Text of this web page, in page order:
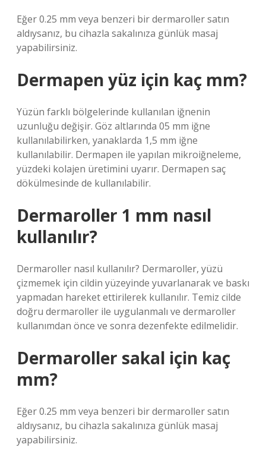
Eğer 0.25 mm veya benzeri bir dermaroller satın
aldıysanız, bu cihazla sakalınıza günlük masaj
yapabilirsiniz.
Dermapen yüz için kaç mm?
Yüzün farklı bölgelerinde kullanılan iğnenin
uzunluğu değişir. Göz altlarında 05 mm iğne
kullanılabilirken, yanaklarda 1,5 mm iğne
kullanılabilir. Dermapen ile yapılan mikroiğneleme,
yüzdeki kolajen üretimini uyarır. Dermapen saç
dökülmesinde de kullanılabilir.
Dermaroller 1 mm nasıl
kullanılır?
Dermaroller nasıl kullanılır? Dermaroller, yüzü
çizmemek için cildin yüzeyinde yuvarlanarak ve baskı
yapmadan hareket ettirilerek kullanılır. Temiz cilde
doğru dermaroller ile uygulanmalı ve dermaroller
kullanımdan önce ve sonra dezenfekte edilmelidir.
Dermaroller sakal için kaç
mm?
Eğer 0.25 mm veya benzeri bir dermaroller satın
aldıysanız, bu cihazla sakalınıza günlük masaj
yapabilirsiniz.